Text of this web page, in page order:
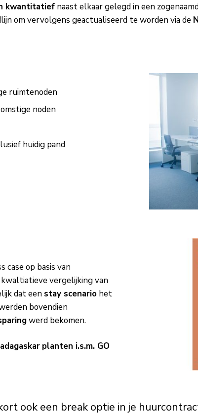
kwantitatiefnaast elkaar gelegd in een
om vervolgens geactualiseerd te worden via de
ruimtenoden
noden
huidig pand
case op basis van
vergelijking van
dat een stay scenariohet
bovendien
werd bekomen.
planten i.s.m. GO
ook een break optie in je